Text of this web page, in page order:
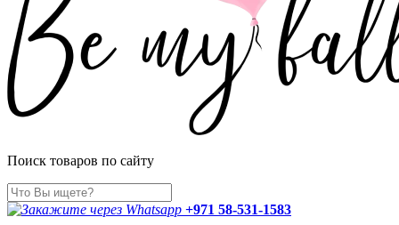
Поиск товаров по сайту
+971 58-531-1583